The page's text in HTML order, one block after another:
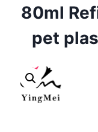
80ml
pet